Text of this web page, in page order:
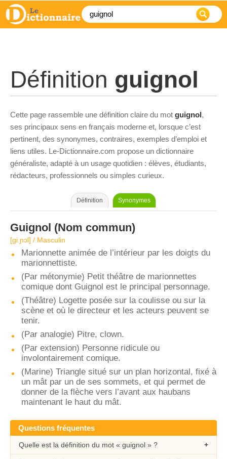
Définition guignol
Cette page rassemble une définition claire du mot guignol,
ses principaux sens en français moderne et, lorsque c’est
pertinent, des synonymes, contraires, exemples d’emploi et
liens utiles. Le-Dictionnaire.com propose un dictionnaire
généraliste, adapté à un usage quotidien : élèves, étudiants,
rédacteurs, professionnels ou simples curieux.
Définition Synonymes
Guignol (Nom commun)
[ɡi.ɲɔl] / Masculin
Marionnette animée de l’intérieur par les doigts du
marionnettiste.
(Par métonymie) Petit théâtre de marionnettes
comique dont Guignol est le principal personnage.
(Théâtre) Logette posée sur la coulisse ou sur la
scène et où le directeur et les acteurs peuvent se
tenir.
(Par analogie) Pitre, clown.
(Par extension) Personne ridicule ou
involontairement comique.
(Marine) Triangle situé sur un plan horizontal, fixé à
un mât par un de ses sommets, et qui permet de
donner de la flèche vers l’avant aux haubans
maintenant le haut du mât.
Questions fréquentes
Quelle est la définition du mot « guignol » ?